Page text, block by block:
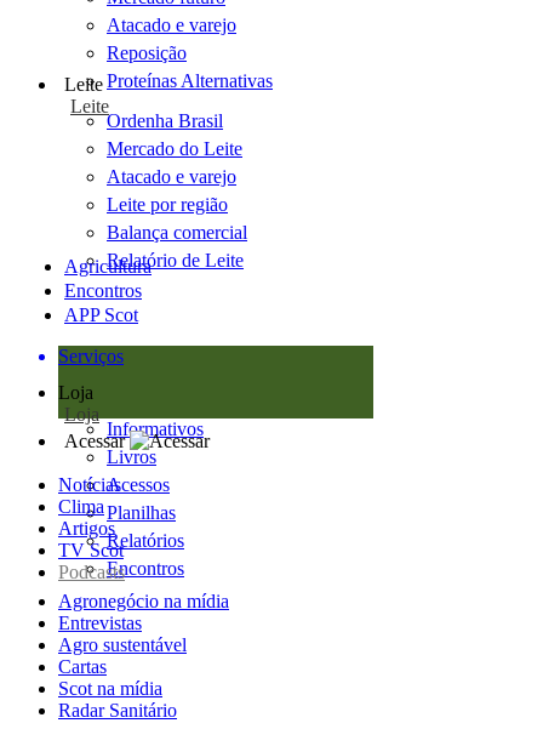
Atacado e varejo
Reposição
Proteínas Alternativas
Leite
Leite
Ordenha Brasil
Mercado do Leite
Atacado e varejo
Leite por região
Balança comercial
Relatório de Leite
Agricultura
Encontros
APP Scot
Serviços
Loja
Loja
Informativos
Livros
Acessos
Planilhas
Relatórios
Encontros
Acessar
Notícias
Clima
Artigos
TV Scot
Podcasts
Agronegócio na mídia
Entrevistas
Agro sustentável
Cartas
Scot na mídia
Radar Sanitário